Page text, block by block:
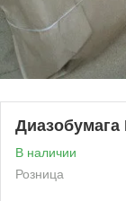
В наличии
Розница